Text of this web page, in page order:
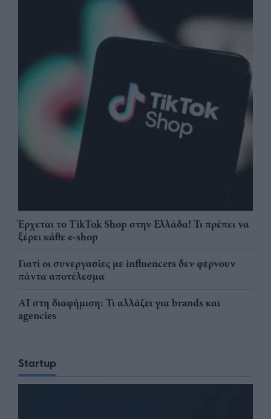
Έρχεται το TikTok Shop στην Ελλάδα! Τι πρέπει να
ξέρει κάθε e-shop
Γιατί οι συνεργασίες με influencers δεν φέρνουν
πάντα αποτέλεσμα
AI στη διαφήμιση: Τι αλλάζει για brands και
agencies
Startup